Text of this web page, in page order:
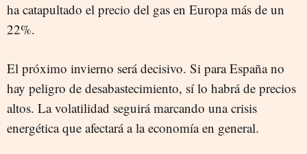
ha catapultado el precio del gas en Europa más de un
22%.
El próximo invierno será decisivo. Si para España no
hay peligro de desabastecimiento, sí lo habrá de precios
altos. La volatilidad seguirá marcando una crisis
energética que afectará a la economía en general.